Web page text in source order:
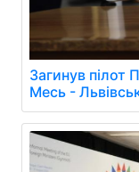
Загинув пілот
Месь -